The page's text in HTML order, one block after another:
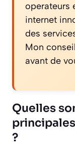
operateurs
internet
des
Mon
avant de
Quelles
?